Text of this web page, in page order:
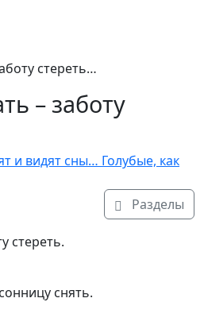
стереть…
– заботу
и видят сны… Голубые, как
Разделы
стереть.
снять.